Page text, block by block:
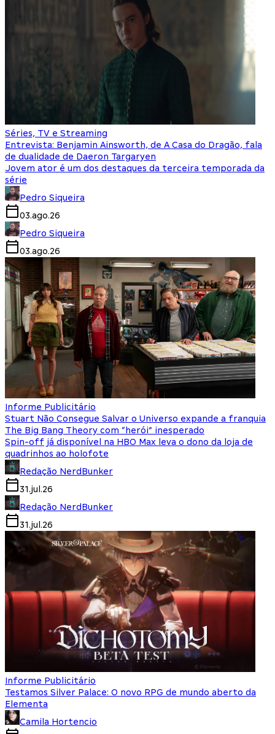
Séries, TV e Streaming
Entrevista: Benjamin Ainsworth, de A Casa do Dragão, fala
de dualidade de Daeron Targaryen
Jovem ator é um dos destaques da terceira temporada da
série
Pedro Siqueira
03.ago.26
Pedro Siqueira
03.ago.26
Informe Publicitário
Stuart Não Consegue Salvar o Universo expande a franquia
The Big Bang Theory com “herói” inesperado
Spin-off já disponível na HBO Max leva o dono da loja de
quadrinhos ao holofote
Redação NerdBunker
31.jul.26
Redação NerdBunker
31.jul.26
Informe Publicitário
Testamos Silver Palace: O novo RPG de mundo aberto da
Elementa
Camila Hortencio